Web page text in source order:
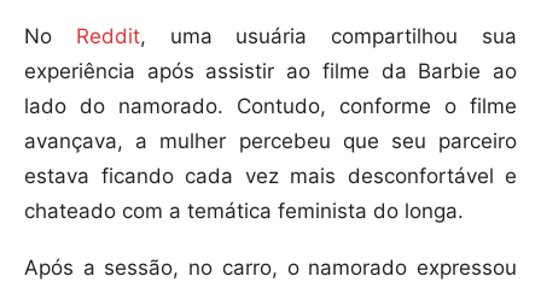
No Reddit, uma usuária compartilhou sua
experiência após assistir ao filme da Barbie ao
lado do namorado. Contudo, conforme o filme
avançava, a mulher percebeu que seu parceiro
estava ficando cada vez mais desconfortável e
chateado com a temática feminista do longa.
Após a sessão, no carro, o namorado expressou